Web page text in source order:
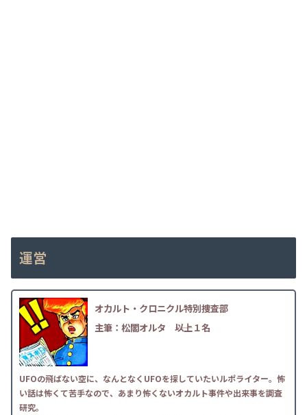
運営
オカルト・クロニクル特別捜査部
主筆：松閣オルタ ――以上１名
UFOの飛ばない空に、なんとなくUFOを探していたいルポライター。怖
い話は怖くて苦手なので、あまり怖くないオカルト事件や出来事を調査
研究。